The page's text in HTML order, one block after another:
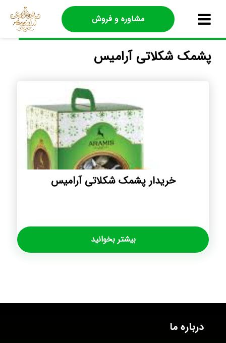
مشاوره و فروش
پشمک شکلاتی آرامیس
خریدار پشمک شکلاتی آرامیس
بیشتر بخوانید
درباره ما